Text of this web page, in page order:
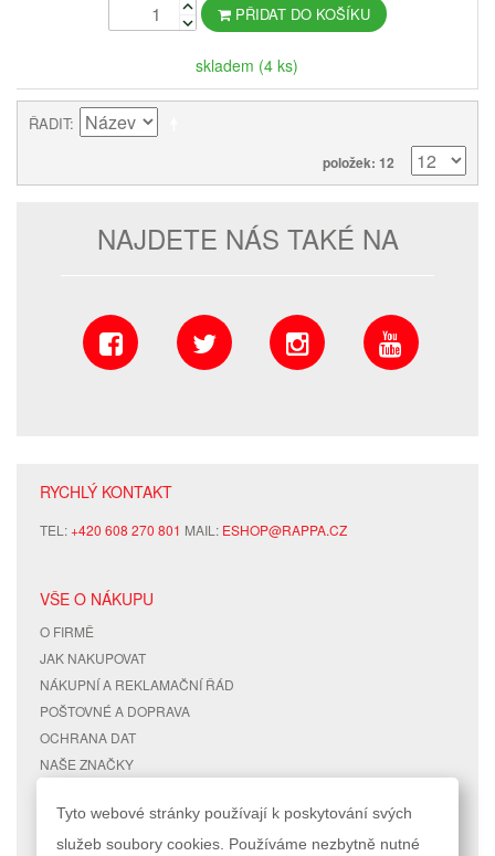
PŘIDAT DO KOŠÍKU
skladem (4 ks)
ŘADIT
položek: 12
NAJDETE NÁS TAKÉ NA
RYCHLÝ KONTAKT
TEL:+420 608 270 801 MAIL: ESHOP@RAPPA.CZ
VŠE O NÁKUPU
O FIRMĚ
JAK NAKUPOVAT
NÁKUPNÍ A REKLAMAČNÍ ŘÁD
POŠTOVNÉ A DOPRAVA
OCHRANA DAT
NAŠE ZNAČKY
RYCHLÉ ODKAZY ÚČET
Tyto webové stránky používají k poskytování svých
služeb soubory cookies. Používáme nezbytně nutné